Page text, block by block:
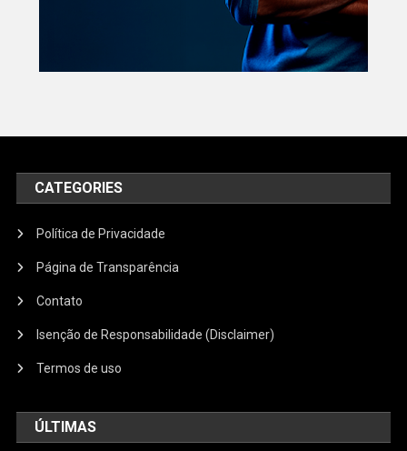
CATEGORIES
Política de Privacidade
Página de Transparência
Contato
Isenção de Responsabilidade (Disclaimer)
Termos de uso
ÚLTIMAS